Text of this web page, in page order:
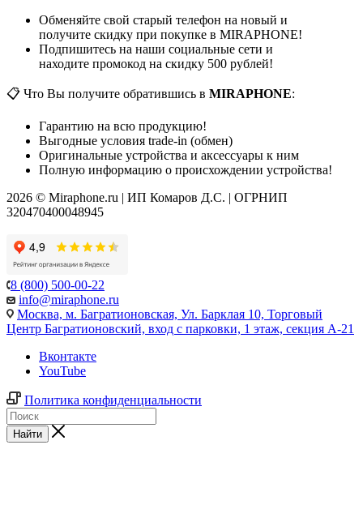
Обменяйте свой старый телефон на новый и
получите скидку при покупке в MIRAPHONE!
Подпишитесь на наши социальные сети и
находите промокод на скидку 500 рублей!
📋 Что Вы получите обратившись в MIRAPHONE:
Гарантию на всю продукцию!
Выгодные условия trade-in (обмен)
Оригинальные устройства и аксессуары к ним
Полную информацию о происхождении устройства!
2026 © Miraphone.ru | ИП Комаров Д.С. | ОГРНИП
320470400048945
8 (800) 500-00-22
info@miraphone.ru
Москва, м. Багратионовская, Ул. Барклая 10, Торговый
Центр Багратионовский, вход с парковки, 1 этаж, секция А-21
Вконтакте
YouTube
Политика конфиденциальности
Найти